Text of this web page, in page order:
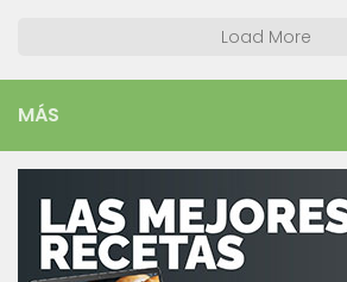
Load More
MÁS